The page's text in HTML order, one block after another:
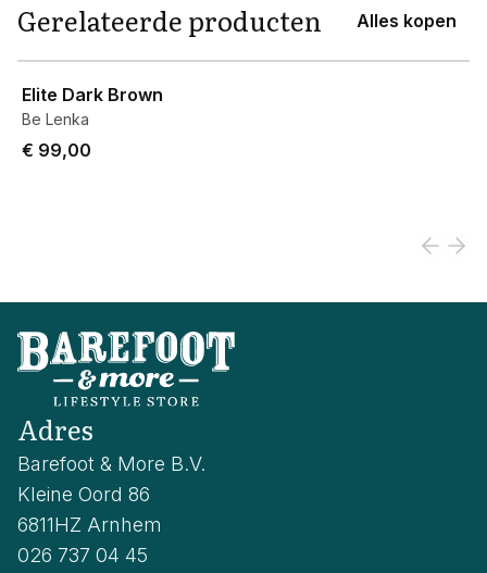
Gerelateerde producten Alles kopen
Elite Dark Brown
Be Lenka
€ 99,00
Adres
Barefoot & More B.V.
Kleine Oord 86
6811HZ Arnhem
026 737 04 45